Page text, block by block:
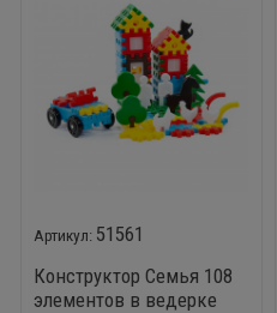
51561
Конструктор Семья 108
элементов в ведерке